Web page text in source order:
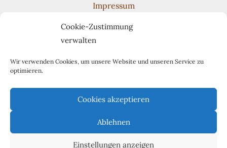
Cookie-Zustimmung
verwalten
Wir verwenden Cookies, um unsere Website und unseren Service zu
optimieren.
Cookies akzeptieren
Ablehnen
Einstellungen anzeigen
Impressum
Cookie-Richtlinie (EU)
Suchen
Copyright 2022 Tischlermeister Marc Gendera